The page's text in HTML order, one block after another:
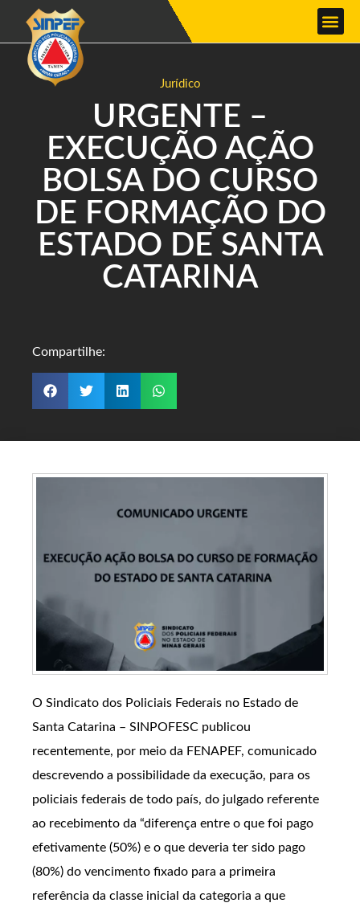
Jurídico
URGENTE –
EXECUÇÃO AÇÃO
BOLSA DO CURSO
DE FORMAÇÃO DO
ESTADO DE SANTA
CATARINA
Compartilhe:
O Sindicato dos Policiais Federais no Estado de
Santa Catarina – SINPOFESC publicou
recentemente, por meio da FENAPEF, comunicado
descrevendo a possibilidade da execução, para os
policiais federais de todo país, do julgado referente
ao recebimento da “diferença entre o que foi pago
efetivamente (50%) e o que deveria ter sido pago
(80%) do vencimento fixado para a primeira
referência da classe inicial da categoria a que